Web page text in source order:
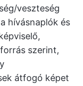
veszteség
hívásnaplók és
szerint,
átfogó képet